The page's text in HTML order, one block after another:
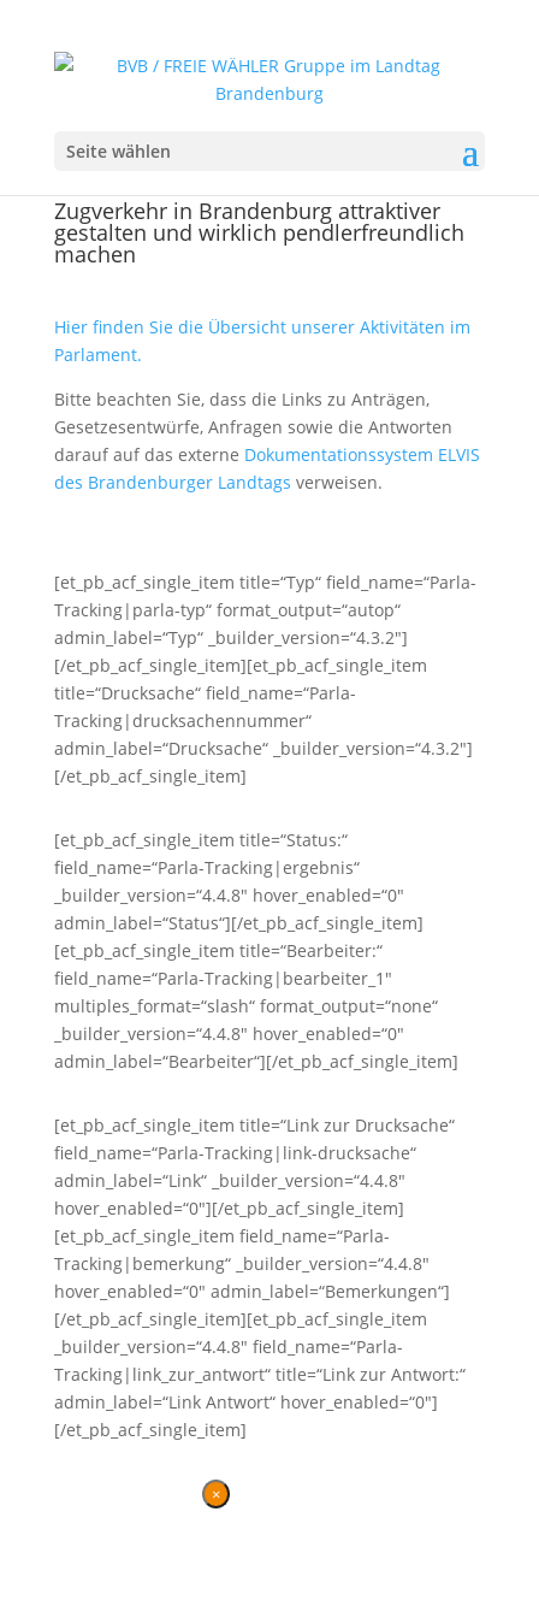
Seite wählen
Zugverkehr in Brandenburg attraktiver
gestalten und wirklich pendlerfreundlich
machen
Hier finden Sie die Übersicht unserer Aktivitäten im
Parlament.
Bitte beachten Sie, dass die Links zu Anträgen,
Gesetzesentwürfe, Anfragen sowie die Antworten
darauf auf das externe Dokumentationssystem ELVIS
des Brandenburger Landtags verweisen.
[et_pb_acf_single_item title=“Typ“ field_name=“Parla-
Tracking|parla-typ“ format_output=“autop“
admin_label=“Typ“ _builder_version=“4.3.2″]
[/et_pb_acf_single_item][et_pb_acf_single_item
title=“Drucksache“ field_name=“Parla-
Tracking|drucksachennummer“
admin_label=“Drucksache“ _builder_version=“4.3.2″]
[/et_pb_acf_single_item]
[et_pb_acf_single_item title=“Status:“
field_name=“Parla-Tracking|ergebnis“
_builder_version=“4.4.8″ hover_enabled=“0″
admin_label=“Status“][/et_pb_acf_single_item]
[et_pb_acf_single_item title=“Bearbeiter:“
field_name=“Parla-Tracking|bearbeiter_1″
multiples_format=“slash“ format_output=“none“
_builder_version=“4.4.8″ hover_enabled=“0″
admin_label=“Bearbeiter“][/et_pb_acf_single_item]
[et_pb_acf_single_item title=“Link zur Drucksache“
field_name=“Parla-Tracking|link-drucksache“
admin_label=“Link“ _builder_version=“4.4.8″
hover_enabled=“0″][/et_pb_acf_single_item]
[et_pb_acf_single_item field_name=“Parla-
Tracking|bemerkung“ _builder_version=“4.4.8″
hover_enabled=“0″ admin_label=“Bemerkungen“]
[/et_pb_acf_single_item][et_pb_acf_single_item
_builder_version=“4.4.8″ field_name=“Parla-
Tracking|link_zur_antwort“ title=“Link zur Antwort:“
admin_label=“Link Antwort“ hover_enabled=“0″]
[/et_pb_acf_single_item]
×